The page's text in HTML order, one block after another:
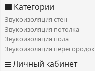
Категории
Звукоизоляция стен
Звукоизоляция потолка
Звукоизоляция пола
Звукоизоляция перегородок
Личный кабинет